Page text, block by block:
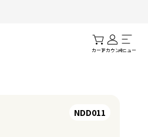
カートアカウントメニュー
NDD011